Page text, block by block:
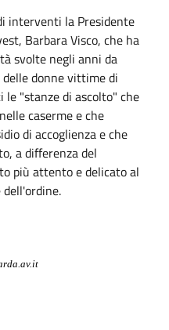
interventi la Presidente
Barbara Visco, che ha
svolte negli anni da
donne vittime di
"stanze di ascolto" che
caserme e che
di accoglienza e che
a differenza del
più attento e delicato al